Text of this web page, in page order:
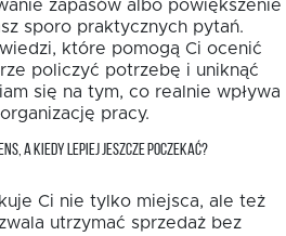
zapasów albo powiększenie
sporo praktycznych pytań.
które pomogą Ci ocenić
policzyć potrzebę i uniknąć
się na tym, co realnie wpływa
pracy.
A KIEDY LEPIEJ JESZCZE POCZEKAĆ?
Ci nie tylko miejsca, ale też
utrzymać sprzedaż bez